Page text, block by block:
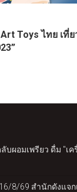
Toys ไทย เที่ย
บผอมเพรียว ดื่ม "เ
8/69 สำนักดังแจ